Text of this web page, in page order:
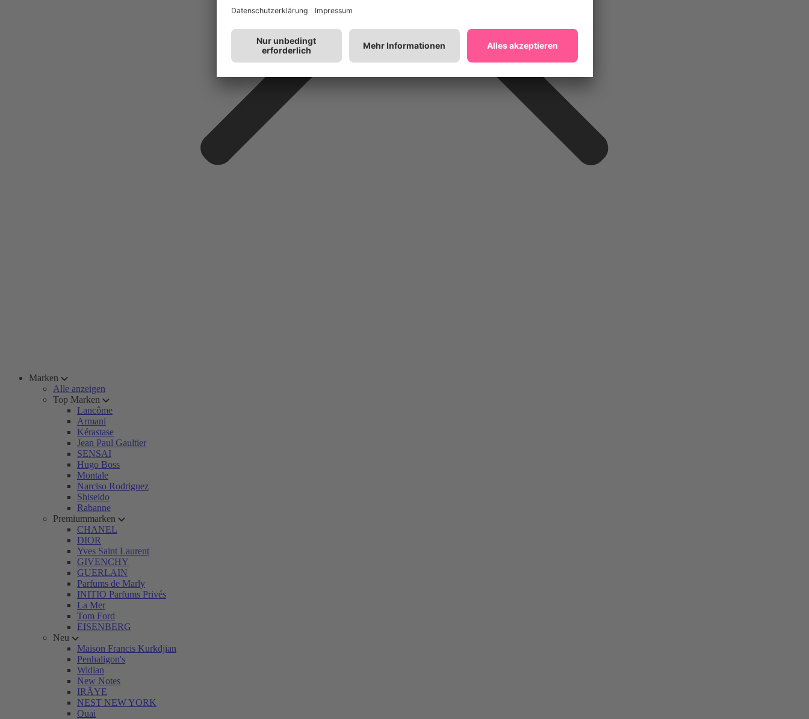
Marken
Alle anzeigen
Top Marken
Lancôme
Armani
Kérastase
Jean Paul Gaultier
SENSAI
Hugo Boss
Montale
Narciso Rodriguez
Shiseido
Rabanne
Premiummarken
CHANEL
DIOR
Yves Saint Laurent
GIVENCHY
GUERLAIN
Parfums de Marly
INITIO Parfums Privés
La Mer
Tom Ford
EISENBERG
Neu
Maison Francis Kurkdjian
Penhaligon's
Widian
New Notes
IRÄYE
NEST NEW YORK
Ouai